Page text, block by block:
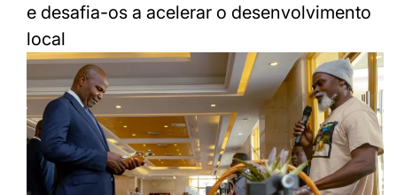
e desafia-os a acelerar o desenvolvimento
local